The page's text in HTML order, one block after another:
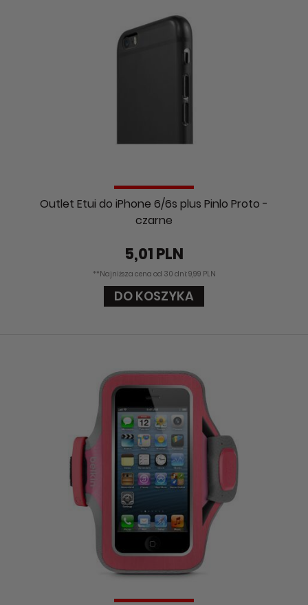
Outlet Etui do iPhone 6/6s plus Pinlo Proto -
czarne
5,01 PLN
**Najniższa cena od 30 dni: 9,99 PLN
DO KOSZYKA